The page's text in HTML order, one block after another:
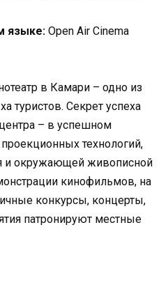
языке: Open Air Cinema
в Камари – одно из
туристов. Секрет успеха
центра – в успешном
технологий,
и окружающей живописной
кинофильмов, на
конкурсы, концерты,
патронируют местные